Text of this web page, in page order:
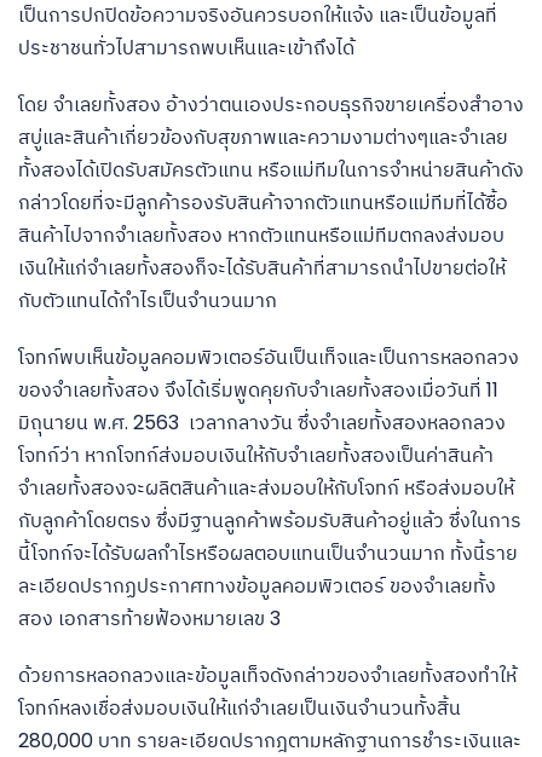
เป็นการปกปิดข้อความจริงอันควรบอกให้แจ้ง และเป็นข้อมูลที่
ประชาชนทั่วไปสามารถพบเห็นและเข้าถึงได้
โดย จำเลยทั้งสอง อ้างว่าตนเองประกอบธุรกิจขายเครื่องสำอาง
สบู่และสินค้าเกี่ยวข้องกับสุขภาพและความงามต่างๆและจำเลย
ทั้งสองได้เปิดรับสมัครตัวแทน หรือแม่ทีมในการจำหน่ายสินค้าดัง
กล่าวโดยที่จะมีลูกค้ารองรับสินค้าจากตัวแทนหรือแม่ทีมที่ได้ซื้อ
สินค้าไปจากจำเลยทั้งสอง หากตัวแทนหรือแม่ทีมตกลงส่งมอบ
เงินให้แก่จำเลยทั้งสองก็จะได้รับสินค้าที่สามารถนำไปขายต่อให้
กับตัวแทนได้กำไรเป็นจำนวนมาก
โจทก์พบเห็นข้อมูลคอมพิวเตอร์อันเป็นเท็จและเป็นการหลอกลวง
ของจำเลยทั้งสอง จึงได้เริ่มพูดคุยกับจำเลยทั้งสองเมื่อวันที่ 11
มิถุนายน พ.ศ. 2563 เวลากลางวัน ซึ่งจำเลยทั้งสองหลอกลวง
โจทก์ว่า หากโจทก์ส่งมอบเงินให้กับจำเลยทั้งสองเป็นค่าสินค้า
จำเลยทั้งสองจะผลิตสินค้าและส่งมอบให้กับโจทก์ หรือส่งมอบให้
กับลูกค้าโดยตรง ซึ่งมีฐานลูกค้าพร้อมรับสินค้าอยู่แล้ว ซึ่งในการ
นี้โจทก์จะได้รับผลกำไรหรือผลตอบแทนเป็นจำนวนมาก ทั้งนี้ราย
ละเอียดปรากฏประกาศทางข้อมูลคอมพิวเตอร์ ของจำเลยทั้ง
สอง เอกสารท้ายฟ้องหมายเลข 3
ด้วยการหลอกลวงและข้อมูลเท็จดังกล่าวของจำเลยทั้งสองทำให้
โจทก์หลงเชื่อส่งมอบเงินให้แก่จำเลยเป็นเงินจำนวนทั้งสิ้น
280,000 บาท รายละเอียดปรากฎตามหลักฐานการชำระเงินและ